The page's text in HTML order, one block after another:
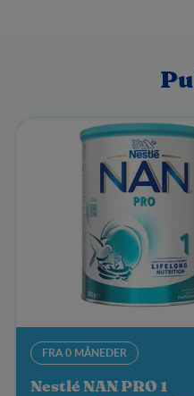
FRA 0 MÅNEDER
Nestlé NAN PRO 1